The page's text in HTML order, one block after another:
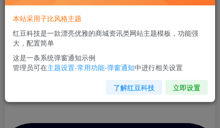
您当前未登录！建议登陆后购买，可保存购买订单
探索全新蓝海！抖音风景号掘金计划，让你每天轻松赚取
本站采用子比风格主题
红豆科技是一款漂亮优雅的商城资讯类网站主题模板，功能强
大，配置简单
这是一条系统弹窗通知示例
管理员可在主题设置-常用功能-弹窗通知中进行相关设置
了解红豆科技 立即设置